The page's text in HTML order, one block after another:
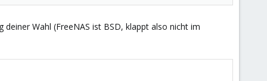
Wahl (FreeNAS ist BSD, klappt also nicht im